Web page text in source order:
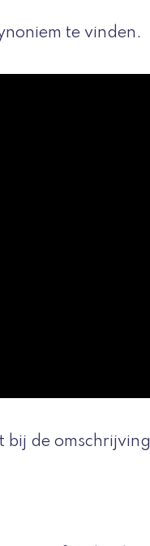
te vinden.
bij de omschrijving